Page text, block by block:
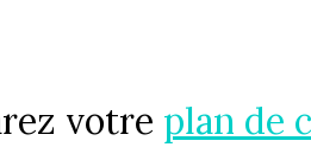
votre plan de